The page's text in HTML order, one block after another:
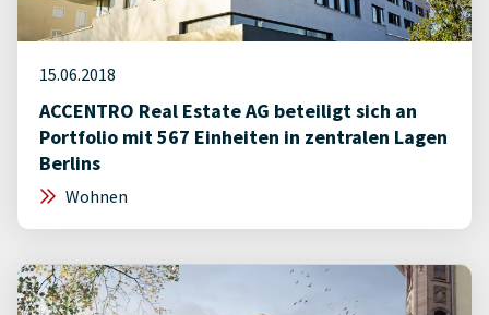
15.06.2018
ACCENTRO Real Estate AG beteiligt sich an
Portfolio mit 567 Einheiten in zentralen Lagen
Berlins
Wohnen